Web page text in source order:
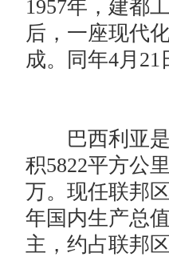
1957年，建都
后，一座现代
成。同年4月
巴西利亚是
积5822平方公
万。现任联邦
年国内生产总
主，约占联邦